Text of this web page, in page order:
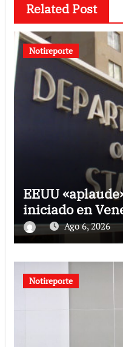
Related Post
Notireporte
EEUU
iniciado en
Ago 6, 2026
Notireporte